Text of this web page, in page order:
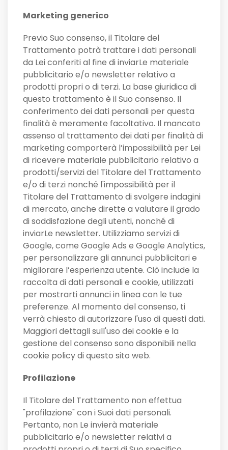
Marketing generico
Previo Suo consenso, il Titolare del
Trattamento potrà trattare i dati personali
da Lei conferiti al fine di inviarLe materiale
pubblicitario e/o newsletter relativo a
prodotti propri o di terzi. La base giuridica di
questo trattamento è il Suo consenso. Il
conferimento dei dati personali per questa
finalità è meramente facoltativo. Il mancato
assenso al trattamento dei dati per finalità di
marketing comporterà l’impossibilità per Lei
di ricevere materiale pubblicitario relativo a
prodotti/servizi del Titolare del Trattamento
e/o di terzi nonché l'impossibilità per il
Titolare del Trattamento di svolgere indagini
di mercato, anche dirette a valutare il grado
di soddisfazione degli utenti, nonché di
inviarLe newsletter. Utilizziamo servizi di
Google, come Google Ads e Google Analytics,
per personalizzare gli annunci pubblicitari e
migliorare l’esperienza utente. Ciò include la
raccolta di dati personali e cookie, utilizzati
per mostrarti annunci in linea con le tue
preferenze. Al momento del consenso, ti
verrà chiesto di autorizzare l'uso di questi dati.
Maggiori dettagli sull'uso dei cookie e la
gestione del consenso sono disponibili nella
cookie policy di questo sito web.
Profilazione
Il Titolare del Trattamento non effettua
"profilazione" con i Suoi dati personali.
Pertanto, non Le invierà materiale
pubblicitario e/o newsletter relativi a